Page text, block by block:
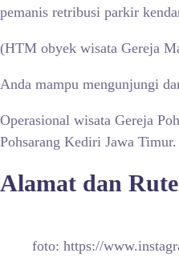
pemanis retribusi parkir
(HTM obyek wisata Gereja
Anda mampu mengunjungi
Operasional wisata Gereja
Pohsarang Kediri Jawa Timur.
Alamat dan
foto: https://